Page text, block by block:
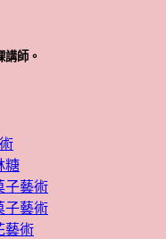
講師。
糖
子藝術
子藝術
藝術